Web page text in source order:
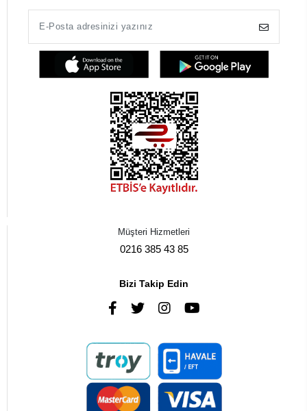
Müşteri Hizmetleri
0216 385 43 85
Bizi Takip Edin